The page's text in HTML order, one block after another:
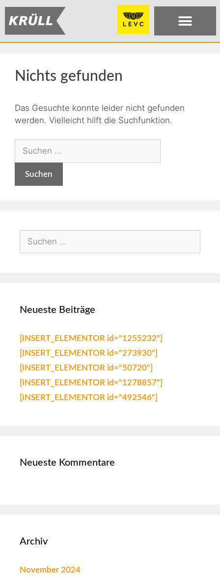
Nichts gefunden
Das Gesuchte konnte leider nicht gefunden
werden. Vielleicht hilft die Suchfunktion.
Neueste Beiträge
[INSERT_ELEMENTOR id="1255232"]
[INSERT_ELEMENTOR id="273930"]
[INSERT_ELEMENTOR id="50720"]
[INSERT_ELEMENTOR id="1278857"]
[INSERT_ELEMENTOR id="492546"]
Neueste Kommentare
Archiv
November 2024